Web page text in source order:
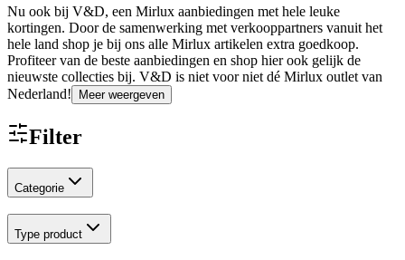
Nu ook bij V&D, een Mirlux aanbiedingen met hele leuke
kortingen. Door de samenwerking met verkooppartners vanuit het
hele land shop je bij ons alle Mirlux artikelen extra goedkoop.
Profiteer van de beste aanbiedingen en shop hier ook gelijk de
nieuwste collecties bij. V&D is niet voor niet dé Mirlux outlet van
Nederland!
Meer weergeven
Filter
Categorie
Type product